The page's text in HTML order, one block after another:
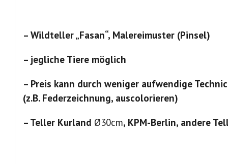
– Wildteller „Fasan“, Malereimuster (Pinsel)
– jegliche Tiere möglich
– Preis kann durch weniger aufwendige
(z.B. Federzeichnung, auscolorieren)
– Teller Kurland Ø30cm, KPM-Berlin, andere